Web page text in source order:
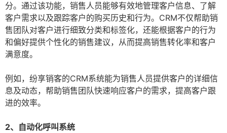
分。通过该功能，销售人员能够有效地管理客户信息、了解
客户需求以及跟踪客户的购买历史和行为。CRM不仅帮助销
售团队对客户进行细致分类和标签化，还能根据客户的行为
和偏好提供个性化的销售建议，从而提高销售转化率和客户
满意度。
例如，纷享销客的CRM系统能为销售人员提供客户的详细信
息及动态，帮助销售团队快速响应客户的需求，提高客户跟
进的效率。
2、自动化呼叫系统